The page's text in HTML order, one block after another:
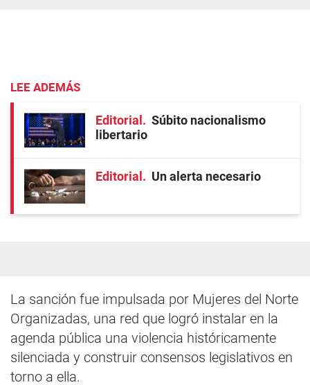
LEE ADEMÁS
Editorial
Súbito nacionalismo
libertario
Editorial Un alerta necesario
La sanción fue impulsada por Mujeres del Norte
Organizadas, una red que logró instalar en la
agenda pública una violencia históricamente
silenciada y construir consensos legislativos en
torno a ella.